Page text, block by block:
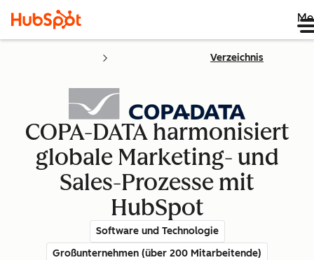
Verzeichnis
COPA-DATA harmonisiert
globale Marketing- und
Sales-Prozesse mit
HubSpot
Software und Technologie
Großunternehmen (über 200 Mitarbeitende)